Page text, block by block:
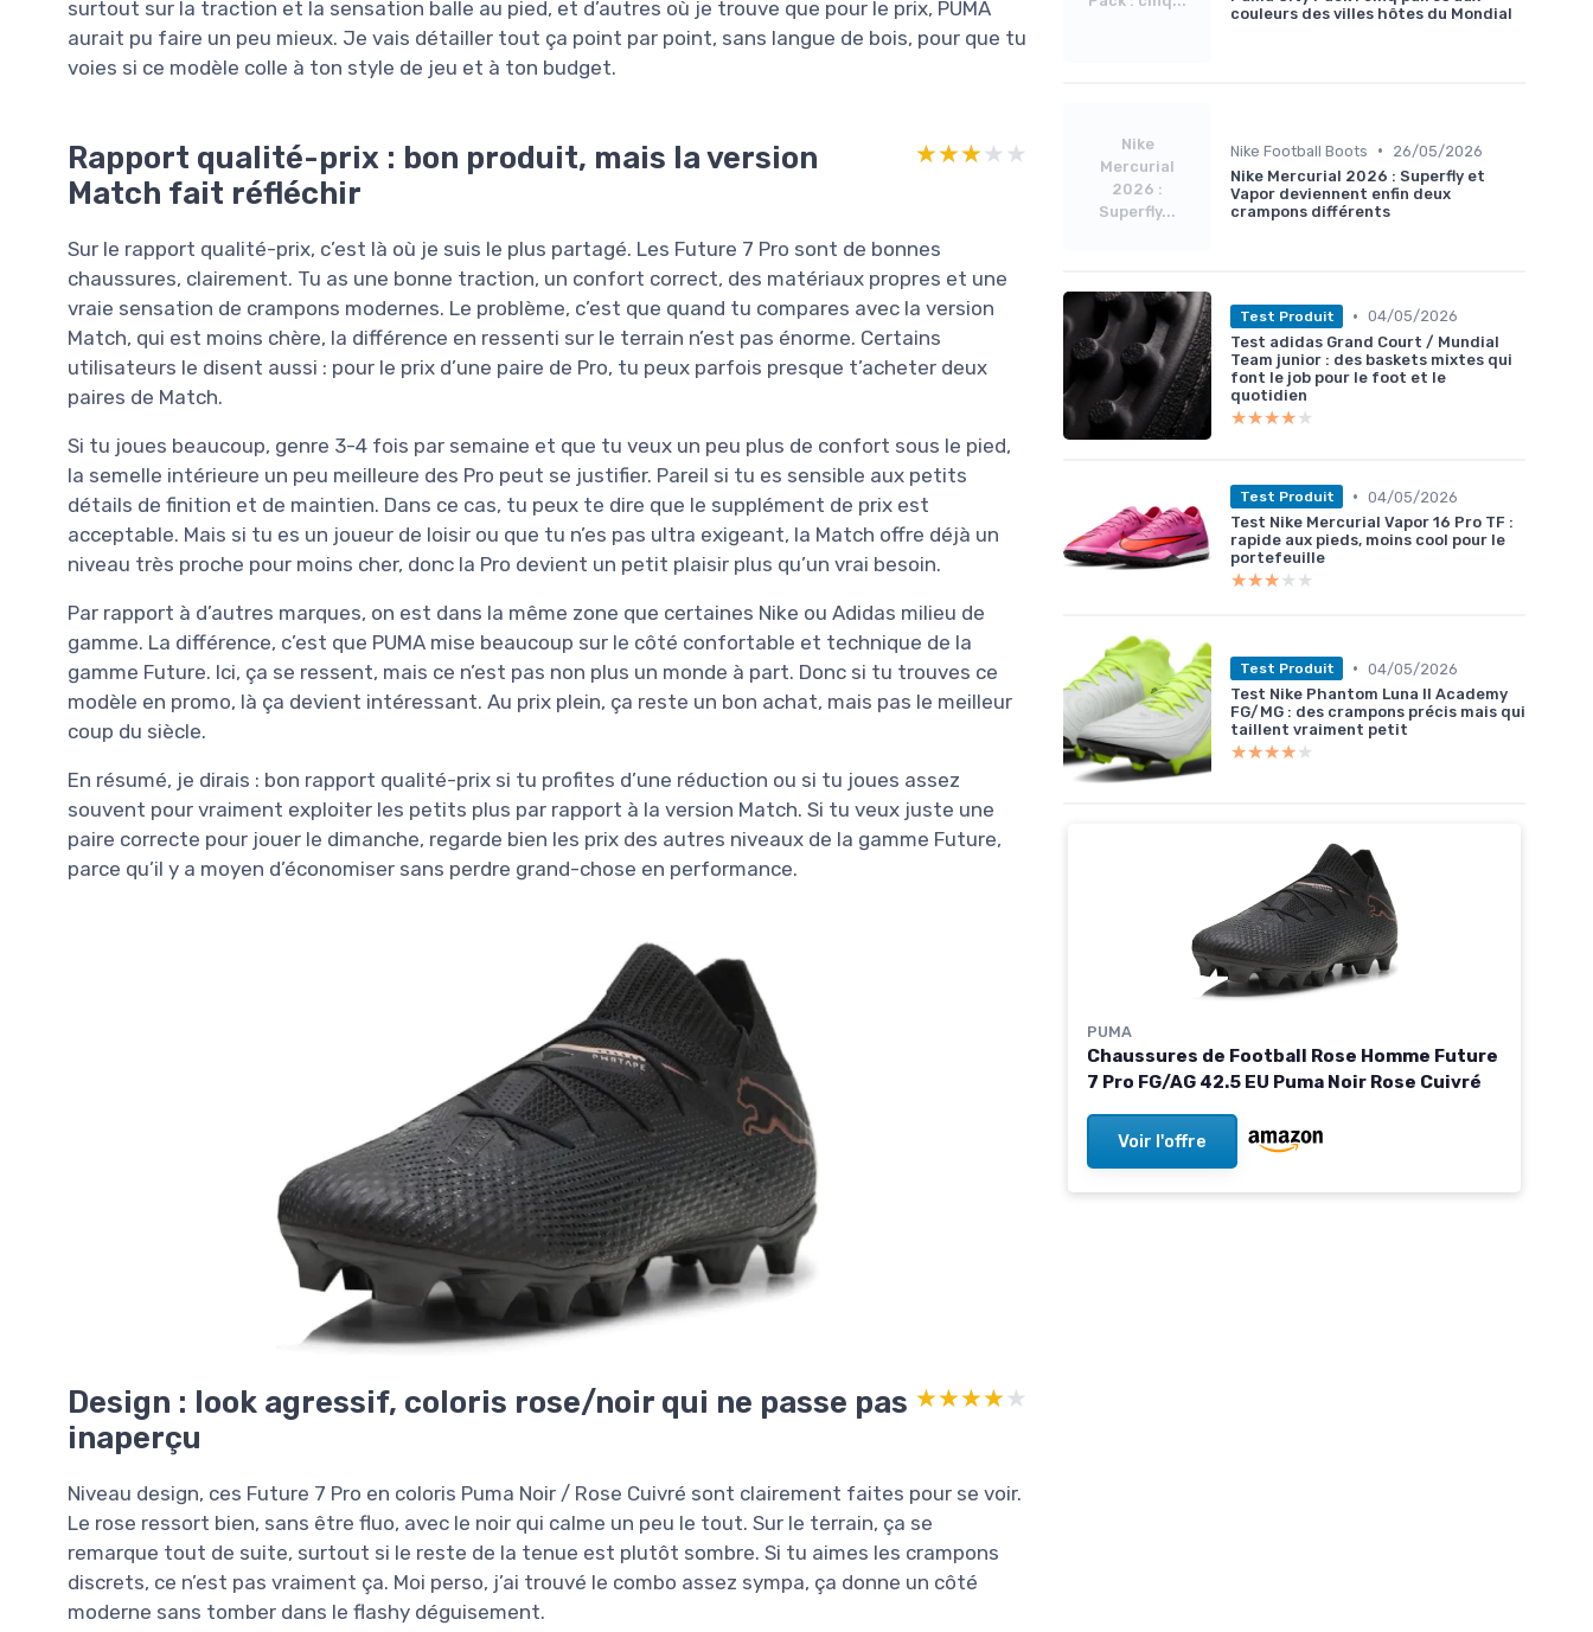
surtout sur la traction et la sensation balle au pied, et d’autres où je trouve que pour le prix, PUMA
aurait pu faire un peu mieux. Je vais détailler tout ça point par point, sans langue de bois, pour que tu
voies si ce modèle colle à ton style de jeu et à ton budget.
Rapport qualité-prix : bon produit, mais la version
Match fait réfléchir
★★★★★
★★★★★
Sur le rapport qualité-prix, c’est là où je suis le plus partagé. Les Future 7 Pro sont de bonnes
chaussures, clairement. Tu as une bonne traction, un confort correct, des matériaux propres et une
vraie sensation de crampons modernes. Le problème, c’est que quand tu compares avec la version
Match, qui est moins chère, la différence en ressenti sur le terrain n’est pas énorme. Certains
utilisateurs le disent aussi : pour le prix d’une paire de Pro, tu peux parfois presque t’acheter deux
paires de Match.
Si tu joues beaucoup, genre 3-4 fois par semaine et que tu veux un peu plus de confort sous le pied,
la semelle intérieure un peu meilleure des Pro peut se justifier. Pareil si tu es sensible aux petits
détails de finition et de maintien. Dans ce cas, tu peux te dire que le supplément de prix est
acceptable. Mais si tu es un joueur de loisir ou que tu n’es pas ultra exigeant, la Match offre déjà un
niveau très proche pour moins cher, donc la Pro devient un petit plaisir plus qu’un vrai besoin.
Par rapport à d’autres marques, on est dans la même zone que certaines Nike ou Adidas milieu de
gamme. La différence, c’est que PUMA mise beaucoup sur le côté confortable et technique de la
gamme Future. Ici, ça se ressent, mais ce n’est pas non plus un monde à part. Donc si tu trouves ce
modèle en promo, là ça devient intéressant. Au prix plein, ça reste un bon achat, mais pas le meilleur
coup du siècle.
En résumé, je dirais : bon rapport qualité-prix si tu profites d’une réduction ou si tu joues assez
souvent pour vraiment exploiter les petits plus par rapport à la version Match. Si tu veux juste une
paire correcte pour jouer le dimanche, regarde bien les prix des autres niveaux de la gamme Future,
parce qu’il y a moyen d’économiser sans perdre grand-chose en performance.
Design : look agressif, coloris rose/noir qui ne passe pas
inaperçu
★★★★★
★★★★★
Niveau design, ces Future 7 Pro en coloris Puma Noir / Rose Cuivré sont clairement faites pour se voir.
Le rose ressort bien, sans être fluo, avec le noir qui calme un peu le tout. Sur le terrain, ça se
remarque tout de suite, surtout si le reste de la tenue est plutôt sombre. Si tu aimes les crampons
discrets, ce n’est pas vraiment ça. Moi perso, j’ai trouvé le combo assez sympa, ça donne un côté
moderne sans tomber dans le flashy déguisement.
couleurs des villes hôtes du Mondial
Nike
Mercurial
2026 :
Superfly...
Nike Football Boots •
26/05/2026
Nike Mercurial 2026 : Superfly et
Vapor deviennent enfin deux
crampons différents
Test Produit • 04/05/2026
Test adidas Grand Court / Mundial
Team junior : des baskets mixtes qui
font le job pour le foot et le
quotidien
★★★★★
★★★★★
Test Produit • 04/05/2026
Test Nike Mercurial Vapor 16 Pro TF :
rapide aux pieds, moins cool pour le
portefeuille
★★★★★
★★★★★
Test Produit • 04/05/2026
Test Nike Phantom Luna II Academy
FG/MG : des crampons précis mais qui
taillent vraiment petit
★★★★★
★★★★★
PUMA
Chaussures de Football Rose Homme Future
7 Pro FG/AG 42.5 EU Puma Noir Rose Cuivré
Voir l'offre